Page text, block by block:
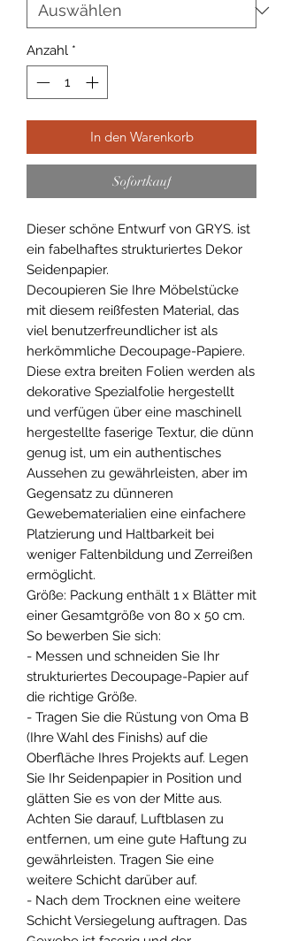
Anzahl *
In den Warenkorb
Sofortkauf
Dieser schöne Entwurf von GRYS. ist
ein fabelhaftes strukturiertes Dekor
Seidenpapier.
Decoupieren Sie Ihre Möbelstücke
mit diesem reißfesten Material, das
viel benutzerfreundlicher ist als
herkömmliche Decoupage-Papiere.
Diese extra breiten Folien werden als
dekorative Spezialfolie hergestellt
und verfügen über eine maschinell
hergestellte faserige Textur, die dünn
genug ist, um ein authentisches
Aussehen zu gewährleisten, aber im
Gegensatz zu dünneren
Gewebematerialien eine einfachere
Platzierung und Haltbarkeit bei
weniger Faltenbildung und Zerreißen
ermöglicht.
Größe: Packung enthält 1 x Blätter mit
einer Gesamtgröße von 80 x 50 cm.
So bewerben Sie sich:
- Messen und schneiden Sie Ihr
strukturiertes Decoupage-Papier auf
die richtige Größe.
- Tragen Sie die Rüstung von Oma B
(Ihre Wahl des Finishs) auf die
Oberfläche Ihres Projekts auf. Legen
Sie Ihr Seidenpapier in Position und
glätten Sie es von der Mitte aus.
Achten Sie darauf, Luftblasen zu
entfernen, um eine gute Haftung zu
gewährleisten. Tragen Sie eine
weitere Schicht darüber auf.
- Nach dem Trocknen eine weitere
Schicht Versiegelung auftragen. Das